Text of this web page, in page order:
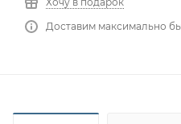
Доставим максимально